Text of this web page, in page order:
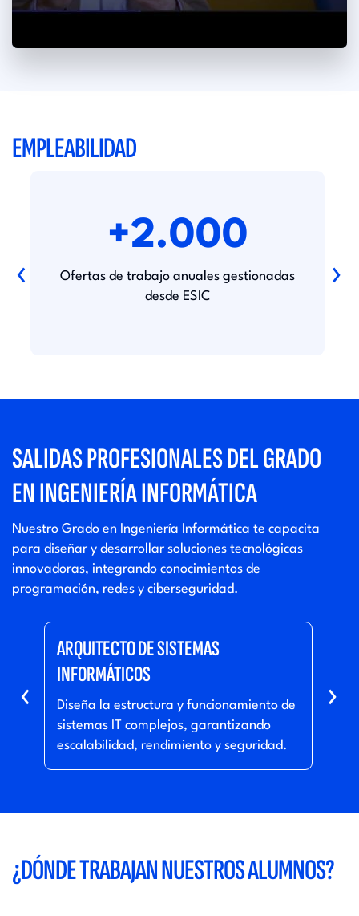
EMPLEABILIDAD
+2.000
Ofertas de trabajo anuales gestionadas
desde ESIC
‹ ›
SALIDAS PROFESIONALES DEL GRADO
EN INGENIERÍA INFORMÁTICA
Nuestro Grado en Ingeniería Informática te capacita
para diseñar y desarrollar soluciones tecnológicas
innovadoras, integrando conocimientos de
programación, redes y ciberseguridad.
ARQUITECTO DE SISTEMAS
INFORMÁTICOS
Diseña la estructura y funcionamiento de
sistemas IT complejos, garantizando
escalabilidad, rendimiento y seguridad.
‹ ›
¿DÓNDE TRABAJAN NUESTROS ALUMNOS?